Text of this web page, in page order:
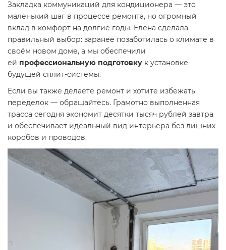
Закладка коммуникаций для кондиционера — это
маленький шаг в процессе ремонта, но огромный
вклад в комфорт на долгие годы. Елена сделала
правильный выбор: заранее позаботилась о климате в
своём новом доме, а мы обеспечили
ей профессиональную подготовку к установке
будущей сплит-системы.
Если вы также делаете ремонт и хотите избежать
переделок — обращайтесь. Грамотно выполненная
трасса сегодня экономит десятки тысяч рублей завтра
и обеспечивает идеальный вид интерьера без лишних
коробов и проводов.